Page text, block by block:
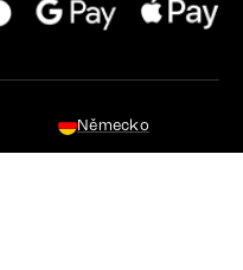
Německo